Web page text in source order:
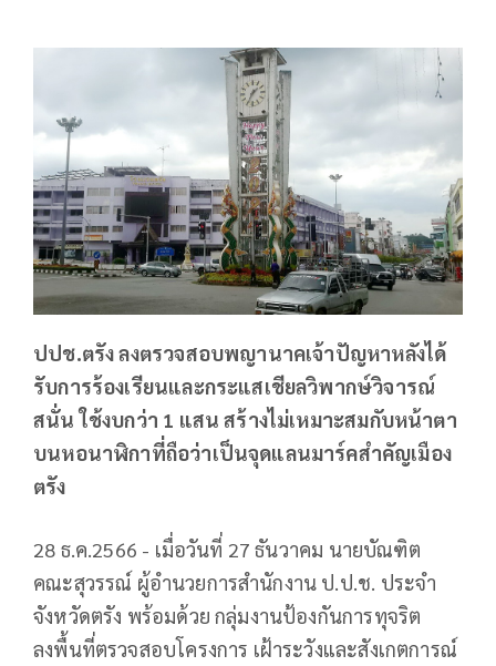
ปปช.ตรัง ลงตรวจสอบพญานาคเจ้าปัญหาหลังได้
รับการร้องเรียนและกระแสเชียลวิพากษ์วิจารณ์
สนั่น ใช้งบกว่า 1 แสน สร้างไม่เหมาะสมกับหน้าตา
บนหอนาฬิกาที่ถือว่าเป็นจุดแลนมาร์คสำคัญเมือง
ตรัง
28 ธ.ค.2566 - เมื่อวันที่ 27 ธันวาคม นายบัณฑิต
คณะสุวรรณ์ ผู้อำนวยการสำนักงาน ป.ป.ช. ประจำ
จังหวัดตรัง พร้อมด้วย กลุ่มงานป้องกันการทุจริต
ลงพื้นที่ตรวจสอบโครงการ เฝ้าระวังและสังเกตการณ์